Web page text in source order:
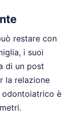
restare con
i suoi
di un post
la relazione
odontoiatrico è